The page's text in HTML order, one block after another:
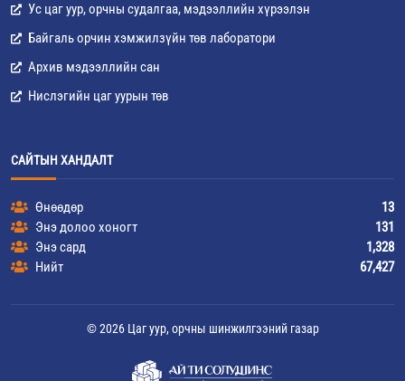
Ус цаг уур, орчны судалгаа, мэдээллийн хүрээлэн
Байгаль орчин хэмжилзүйн төв лаборатори
Архив мэдээллийн сан
Нислэгийн цаг уурын төв
САЙТЫН ХАНДАЛТ
Өнөөдөр
13
Энэ долоо хоногт
131
Энэ сард
1,328
Нийт
67,427
© 2026 Цаг уур, орчны шинжилгээний газар